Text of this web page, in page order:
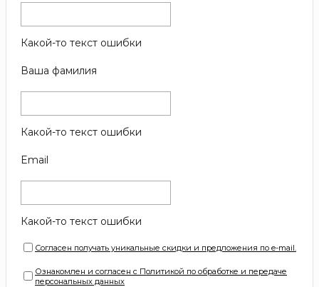
Какой-то текст ошибки
Ваша фамилия
Какой-то текст ошибки
Email
Какой-то текст ошибки
Согласен получать уникальные скидки и предложения по e-mail.
Ознакомлен и согласен с Политикой по обработке и передаче
персональных данных